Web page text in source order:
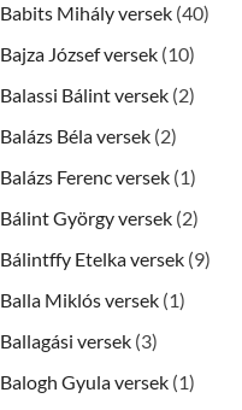
Babits Mihály versek (40)
Bajza József versek (10)
Balassi Bálint versek (2)
Balázs Béla versek (2)
Balázs Ferenc versek (1)
Bálint György versek (2)
Bálintffy Etelka versek (9)
Balla Miklós versek (1)
Ballagási versek (3)
Balogh Gyula versek (1)